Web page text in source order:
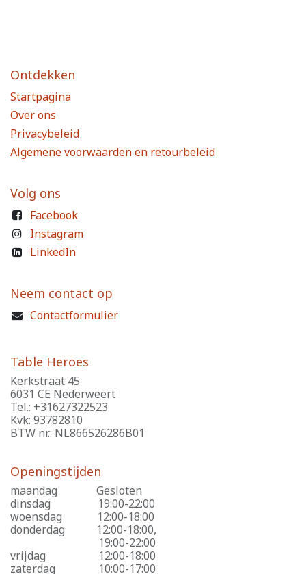
Ontdekken
Startpagina
Over ons
Privacybeleid
Algemene voorwaarden en retourbeleid
Volg ons
Facebook
Instagram
LinkedIn
Neem contact op
Contactformulier
Table Heroes
Kerkstraat 45
6031 CE Nederweert
Tel.: +31627322523
Kvk: 93782810
BTW nr.: NL866526286B01
Openingstijden
maandag
​Gesloten
dinsdag
​19:00-22:00
woensdag
​12:00-18:00
donderdag
​12:00-18:00,
​19:00-22:00
vrijdag
​12:00-18:00
zaterdag
​10:00-17:00